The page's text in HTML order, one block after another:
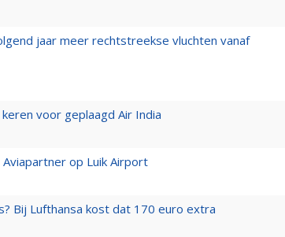
jaar meer rechtstreekse vluchten vanaf
voor geplaagd Air India
Aviapartner op Luik Airport
Bij Lufthansa kost dat 170 euro extra